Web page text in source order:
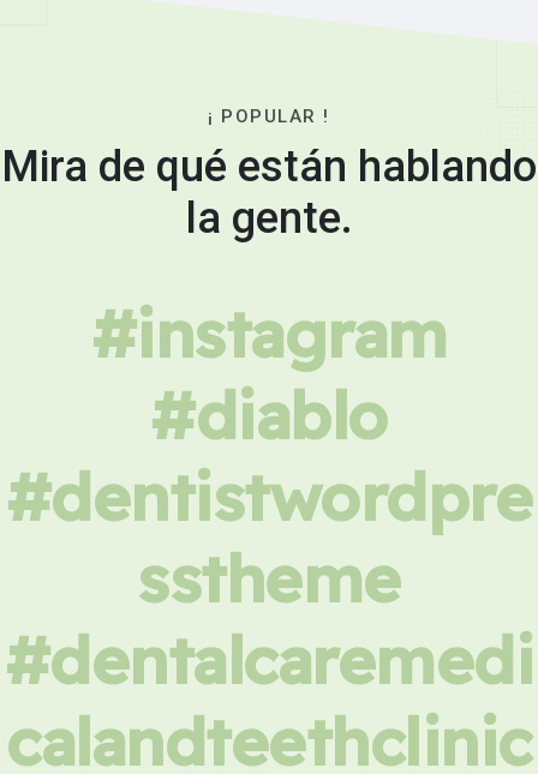
¡ POPULAR !
Mira de qué están hablando
la gente.
#instagram
#diablo
#dentistwordpre
sstheme
#dentalcaremedi
calandteethclinic